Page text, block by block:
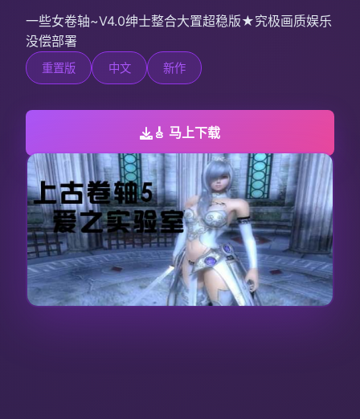
一些女卷轴~V4.0绅士整合大置超稳版★究极画质娱乐
没偿部署
重置版 中文 新作
🎸 马上下载